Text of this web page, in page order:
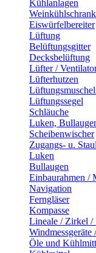
Kühlanlagen
Weinkühlschrank
Eiswürfelbereiter
Lüftung
Belüftungsgitter
Decksbelüftung
Lüfter /
Lüfterhutzen
Lüftungssegel
Schläuche
Luken,
Scheibenwischer
Zugangs- u.
Luken
Bullaugen
Einbaurahmen /
Navigation
Ferngläser
Kompasse
Lineale / Zirkel /
Windmessgeräte
Öle und